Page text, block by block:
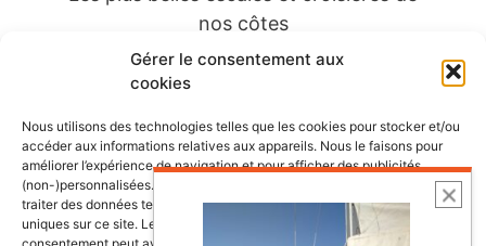
Gérer le consentement aux
cookies
Nous utilisons des technologies telles que les cookies pour stocker et/ou
accéder aux informations relatives aux appareils. Nous le faisons pour
améliorer l’expérience de navigation et pour afficher des publicités
(non-)personnalisées. Consentir à ces technologies nous autorisera à
traiter des données telles que le comportement de navigation ou les ID
uniques sur ce site. Le fait de ne pas consentir ou de retirer son
nos côtes